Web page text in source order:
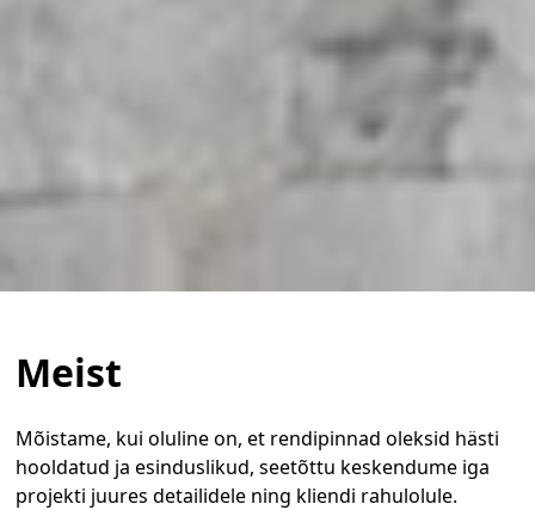
Meist
Mõistame, kui oluline on, et rendipinnad oleksid hästi
hooldatud ja esinduslikud, seetõttu keskendume iga
projekti juures detailidele ning kliendi rahulolule.